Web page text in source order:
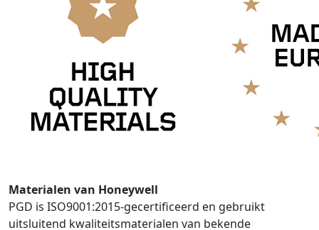
Materialen van Honeywell
PGD is ISO9001:2015-gecertificeerd en gebruikt
uitsluitend kwaliteitsmaterialen van bekende